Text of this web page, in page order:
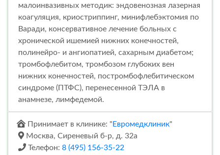
малоинвазивных методик: эндовенозная лазерная
коагуляция, криостриппинг, минифлебэктомия по
Варади, консервативное лечение больных с
хронической ишемией нижних конечностей,
полинейро- и ангиопатией, сахарным диабетом;
тромбофлебитом, тромбозом глубоких вен
нижних конечностей, постромбофлебитическом
синдроме (ПТФС), перенесенной ТЭЛА в
анамнезе, лимфедемой.
Принимает в клинике: " Евромедклиник"
Москва, Сиреневый б-р, д. 32а
Телефон: 8 (495) 156-35-22